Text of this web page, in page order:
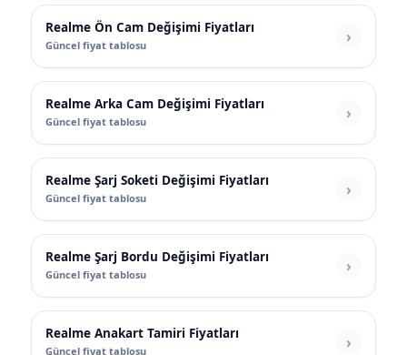
Realme Ön Cam Değişimi Fiyatları
Güncel fiyat tablosu
Realme Arka Cam Değişimi Fiyatları
Güncel fiyat tablosu
Realme Şarj Soketi Değişimi Fiyatları
Güncel fiyat tablosu
Realme Şarj Bordu Değişimi Fiyatları
Güncel fiyat tablosu
Realme Anakart Tamiri Fiyatları
Güncel fiyat tablosu